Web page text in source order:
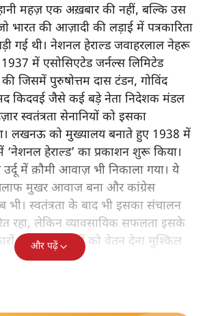
महज़ एक अख़बार की नहीं, बल्कि उस
भारत की आज़ादी की लड़ाई में पत्रकारिता
गई थी। नेशनल हेराल्ड जवाहरलाल नेहरू
में एसोसिएटेड जर्नल्स लिमिटेड
जिसमें पुरुषोत्तम दास टंडन, गोविंद
किदवई जैसे कई बड़े नेता निदेशक मंडल
स्वतंत्रता सेनानियों को इसका
लखनऊ को मुख्यालय बनाते हुए 1938 में
हेराल्ड’ का प्रकाशन शुरू किया।
में क़ौमी आवाज़ भी निकाला गया। ये
मुखर आवाज बना और कांग्रेस
भी। स्वतंत्रता के बाद भी इसका संचालन
रहा, लेकिन व्यावसायिक सफलता इसके
और कर्मचारियों को वेतन देना मुश्किल
और पढ़ें